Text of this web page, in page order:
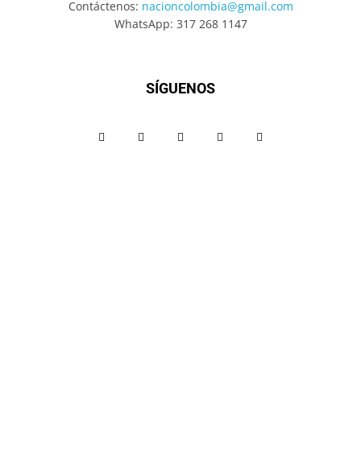
Contáctenos: nacioncolombia@gmail.com
WhatsApp: 317 268 1147
SÍGUENOS